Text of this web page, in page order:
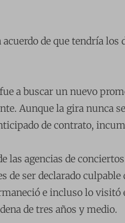
de que tendría
a buscar un nuevo
Aunque la gira nunca
de contrato,
las agencias de
de ser declarado
e incluso lo
de tres años y medio.